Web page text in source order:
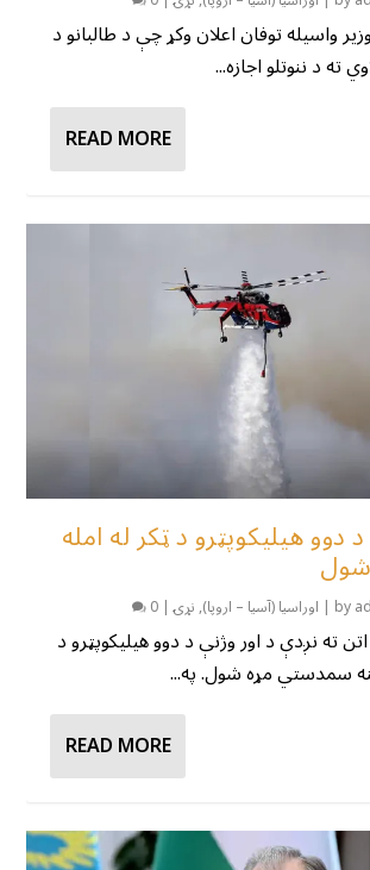
واسیله توفان اعلان وکړ چې د طالبانو د
ته د ننوتلو اجازه...
READ MORE
دوو هیلیکوپټرو د ټکر له امله
شول
by
| اوراسیا (آسیا – اروپا),نړۍ|
0
ته نږدې د اور وژنې د دوو هیلیکوپټرو د
سمدستي مړه شول. په...
READ MORE